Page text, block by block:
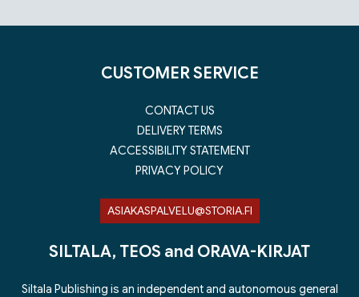
CUSTOMER SERVICE
CONTACT US
DELIVERY TERMS
ACCESSIBILITY STATEMENT
PRIVACY POLICY
ASIAKASPALVELU@STORIA.FI
SILTALA, TEOS and ORAVA-KIRJAT
Siltala Publishing is an independent and autonomous general